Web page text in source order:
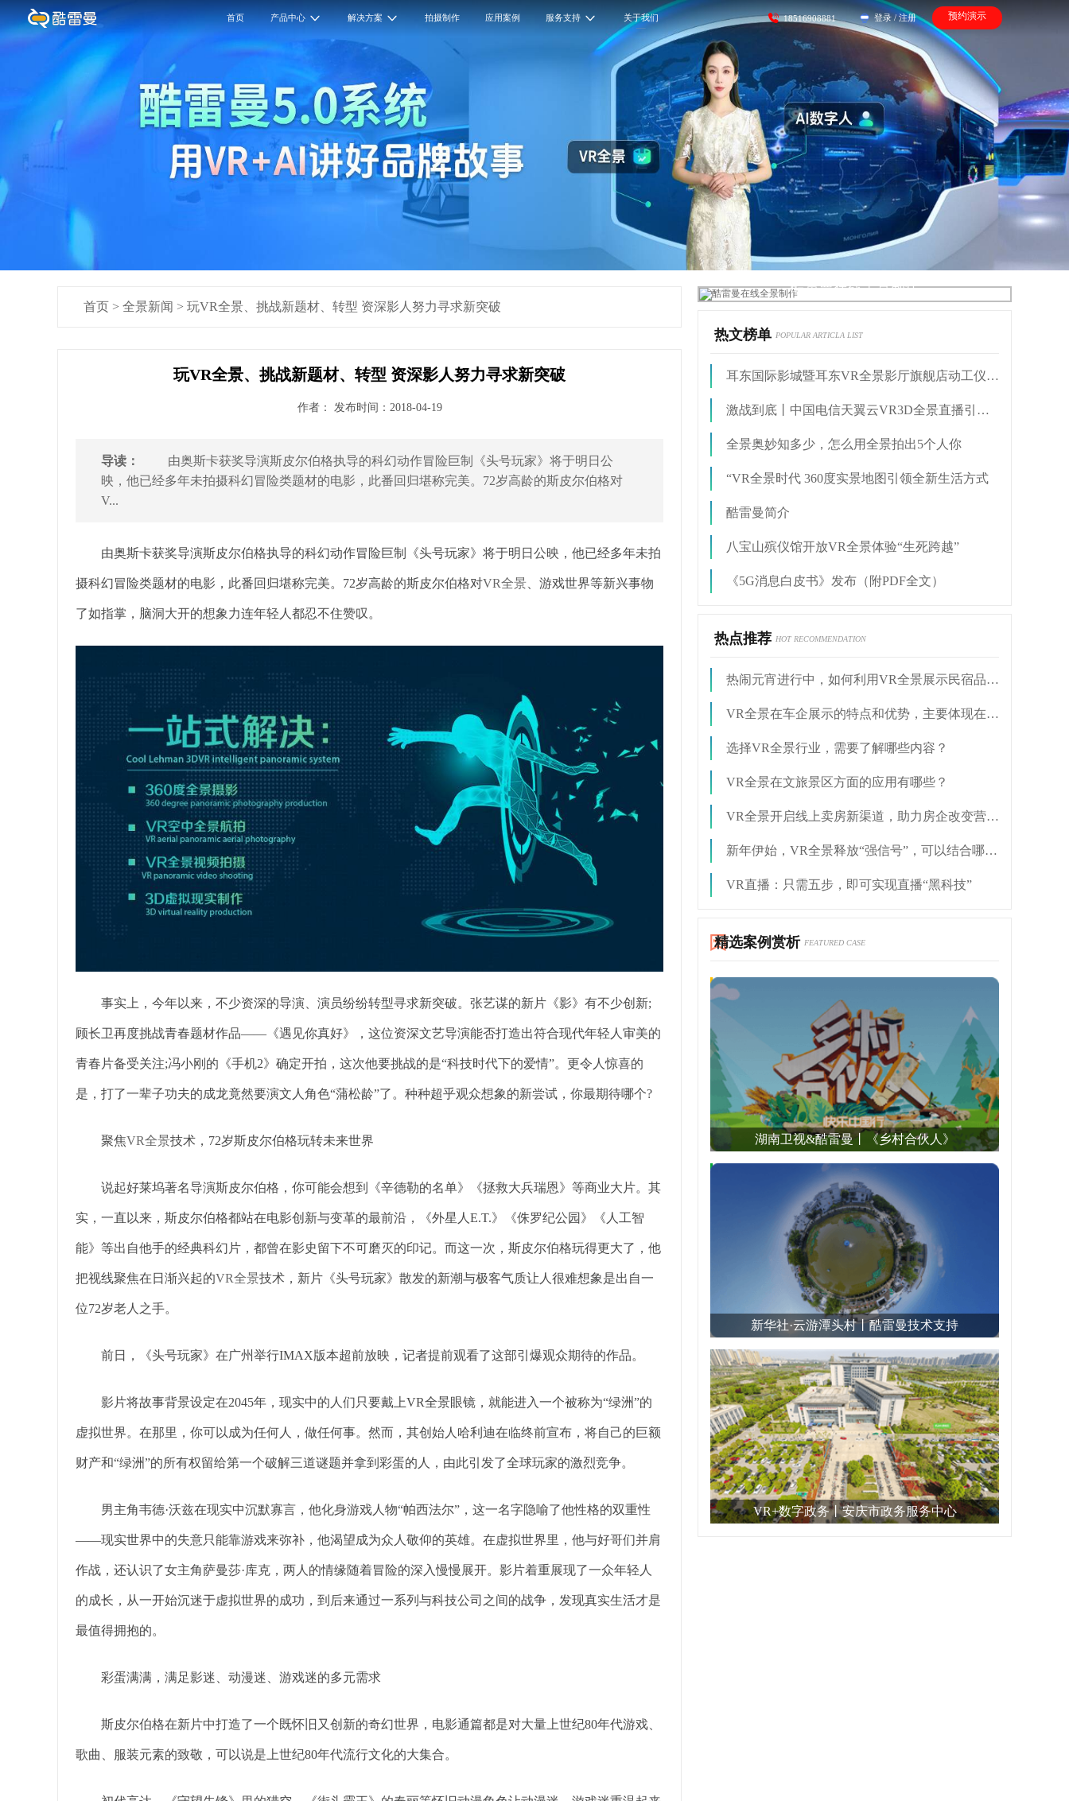
首页 产品中心 解决方案 拍摄制作 应用案例 服务支持 关于我们 18516908881 登录 / 注册 预约演示
首页 > 全景新闻 > 玩VR全景、挑战新题材、转型 资深影人努力寻求新突破
玩VR全景、挑战新题材、转型 资深影人努力寻求新突破
作者： 发布时间：2018-04-19
导读：
由奥斯卡获奖导演斯皮尔伯格执导的科幻动作冒险巨制《头号玩家》将于明日公
映，他已经多年未拍摄科幻冒险类题材的电影，此番回归堪称完美。72岁高龄的斯皮尔伯格对
V...
由奥斯卡获奖导演斯皮尔伯格执导的科幻动作冒险巨制《头号玩家》将于明日公映，他已经多年未拍
摄科幻冒险类题材的电影，此番回归堪称完美。72岁高龄的斯皮尔伯格对VR全景 、游戏世界等新兴事物
了如指掌，脑洞大开的想象力连年轻人都忍不住赞叹。
事实上，今年以来，不少资深的导演、演员纷纷转型寻求新突破。张艺谋的新片《影》有不少创新;
顾长卫再度挑战青春题材作品——《遇见你真好》，这位资深文艺导演能否打造出符合现代年轻人审美的
青春片备受关注;冯小刚的《手机2》确定开拍，这次他要挑战的是“科技时代下的爱情”。更令人惊喜的
是，打了一辈子功夫的成龙竟然要演文人角色“蒲松龄”了。种种超乎观众想象的新尝试，你最期待哪个?
聚焦VR全景技术，72岁斯皮尔伯格玩转未来世界
说起好莱坞著名导演斯皮尔伯格，你可能会想到《辛德勒的名单》《拯救大兵瑞恩》等商业大片。其
实，一直以来，斯皮尔伯格都站在电影创新与变革的最前沿，《外星人E.T.》《侏罗纪公园》《人工智
能》等出自他手的经典科幻片，都曾在影史留下不可磨灭的印记。而这一次，斯皮尔伯格玩得更大了，他
把视线聚焦在日渐兴起的VR全景技术，新片《头号玩家》散发的新潮与极客气质让人很难想象是出自一
位72岁老人之手。
前日，《头号玩家》在广州举行IMAX版本超前放映，记者提前观看了这部引爆观众期待的作品。
影片将故事背景设定在2045年，现实中的人们只要戴上VR全景眼镜，就能进入一个被称为“绿洲”的
虚拟世界。在那里，你可以成为任何人，做任何事。然而，其创始人哈利迪在临终前宣布，将自己的巨额
财产和“绿洲”的所有权留给第一个破解三道谜题并拿到彩蛋的人，由此引发了全球玩家的激烈竞争。
男主角韦德·沃兹在现实中沉默寡言，他化身游戏人物“帕西法尔”，这一名字隐喻了他性格的双重性
——现实世界中的失意只能靠游戏来弥补，他渴望成为众人敬仰的英雄。在虚拟世界里，他与好哥们并肩
作战，还认识了女主角萨曼莎·库克，两人的情缘随着冒险的深入慢慢展开。影片着重展现了一众年轻人
的成长，从一开始沉迷于虚拟世界的成功，到后来通过一系列与科技公司之间的战争，发现真实生活才是
最值得拥抱的。
彩蛋满满，满足影迷、动漫迷、游戏迷的多元需求
斯皮尔伯格在新片中打造了一个既怀旧又创新的奇幻世界，电影通篇都是对大量上世纪80年代游戏、
歌曲、服装元素的致敬，可以说是上世纪80年代流行文化的大集合。
酷雷曼在线全景制作
热文榜单 POPULAR ARTICLA LIST
耳东国际影城暨耳东VR全景影厅旗舰店动工仪式盛大举行
激战到底丨中国电信天翼云VR3D全景直播引燃拳击热火
全景奥妙知多少，怎么用全景拍出5个人你
“VR全景时代 360度实景地图引领全新生活方式
酷雷曼简介
八宝山殡仪馆开放VR全景体验“生死跨越”
《5G消息白皮书》发布（附PDF全文）
热点推荐 HOT RECOMMENDATION
热闹元宵进行中，如何利用VR全景展示民宿品牌形象？
VR全景在车企展示的特点和优势，主要体现在哪里？
选择VR全景行业，需要了解哪些内容？
VR全景在文旅景区方面的应用有哪些？
VR全景开启线上卖房新渠道，助力房企改变营销方式
新年伊始，VR全景释放“强信号”，可以结合哪些行业？
VR直播：只需五步，即可实现直播“黑科技”
精选案例赏析 FEATURED CASE
湖南卫视&酷雷曼丨《乡村合伙人》
新华社·云游潭头村丨酷雷曼技术支持
VR+数字政务丨安庆市政务服务中心